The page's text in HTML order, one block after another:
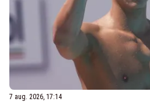
7 aug. 2026, 17:14